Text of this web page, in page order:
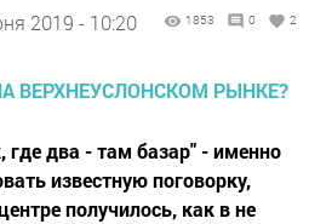
2019 - 10:20 1853 0 2
два - там базар" - именно
известную поговорку,
получилось, как в не